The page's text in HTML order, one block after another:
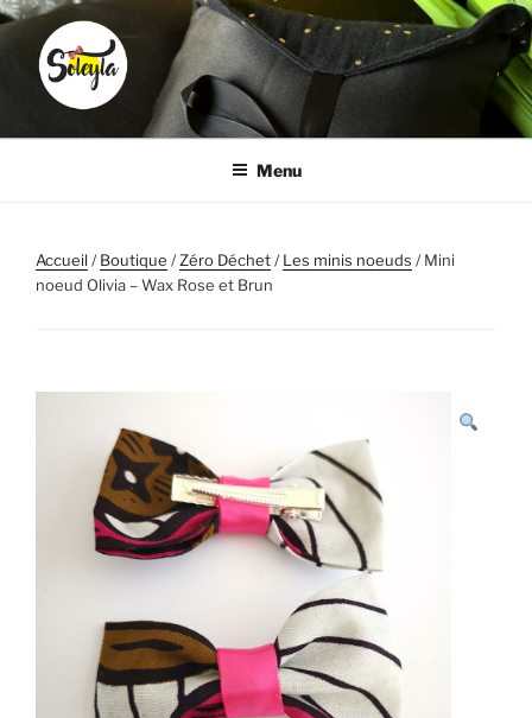
Aller
contenu
principal
SOLEYLA
Transformez la corvée coiffure en moment plaisir
Menu
Accueil/Boutique /Zéro Déchet/Les minis noeuds / Mini
noeud Olivia – Wax Rose et Brun